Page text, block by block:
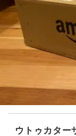
ウトゥカター